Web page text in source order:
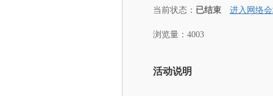
当前状态： 已结束 进入网络
浏览量：4003
活动说明